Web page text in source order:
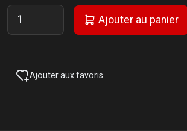
Ajouter au panier
Ajouter aux favoris